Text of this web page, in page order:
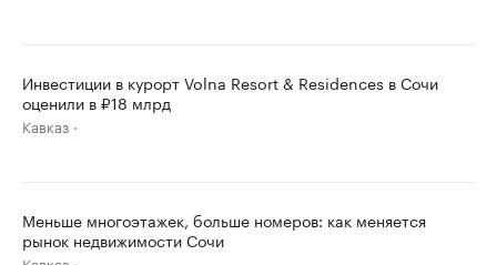
Инвестиции в курорт Volna Resort & Residences в Сочи
оценили в ₽18 млрд
Кавказ
Меньше многоэтажек, больше номеров: как меняется
рынок недвижимости Сочи